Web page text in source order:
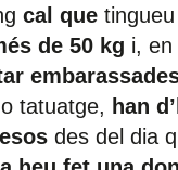
cal que tingueu
de 50 kg i,
tatuatge, han
des del dia